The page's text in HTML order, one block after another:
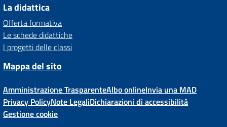
La didattica
Offerta formativa
Le schede didattiche
I progetti delle classi
Mappa del sito
Amministrazione TrasparenteAlbo onlineInvia una MAD
Privacy PolicyNote LegaliDichiarazioni di accessibilità
Gestione cookie